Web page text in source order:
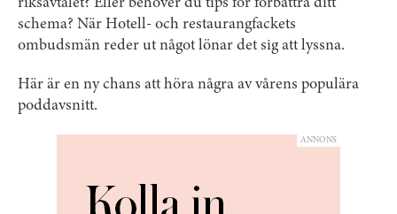
riksavtalet? Eller behöver du tips för förbättra ditt
schema? När Hotell- och restaurangfackets
ombudsmän reder ut något lönar det sig att lyssna.
Här är en ny chans att höra några av vårens populära
poddavsnitt.
ANNONS